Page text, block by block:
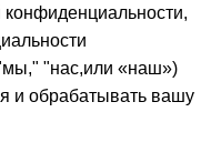
"мы," "нас,или «наш»)
и обрабатывать вашу